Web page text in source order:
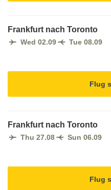
Frankfurt nach Toronto
Wed 02.09 Tue 08.09
Flug
Frankfurt nach Toronto
Thu 27.08 Sun 06.09
Flug